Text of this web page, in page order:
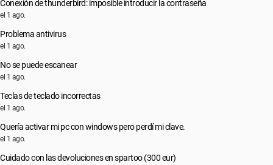
Conexión de thunderbird: imposible introducir la contraseña
el 1 ago.
Problema antivirus
el 1 ago.
No se puede escanear
el 1 ago.
Teclas de teclado incorrectas
el 1 ago.
Quería activar mi pc con windows pero perdí mi clave.
el 1 ago.
Cuidado con las devoluciones en spartoo (300 eur)